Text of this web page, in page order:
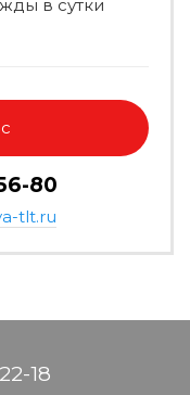
в сутки
80
tlt.ru
18